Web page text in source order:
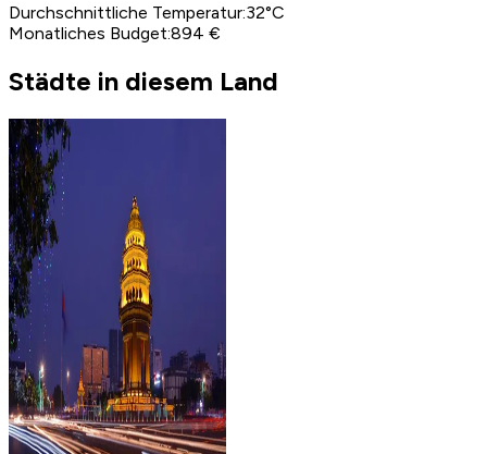
Durchschnittliche Temperatur:32°C
Monatliches Budget:894 €
Städte in diesem Land